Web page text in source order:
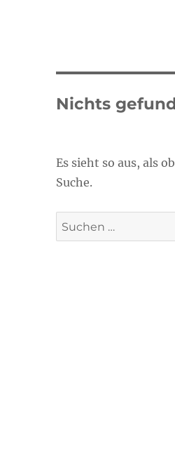
Nichts
Es sieht so aus, als
Suche.
Suche
nach: